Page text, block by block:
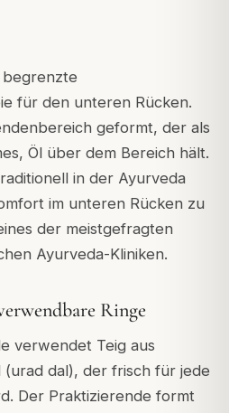
begrenzte
für den unteren Rücken.
geformt, der als
Öl über dem Bereich hält.
in der Ayurveda
im unteren Rücken zu
der meistgefragten
Ayurveda-Kliniken.
Ringe
verwendet Teig aus
(urad dal), der frisch für jede
Der Praktizierende formt